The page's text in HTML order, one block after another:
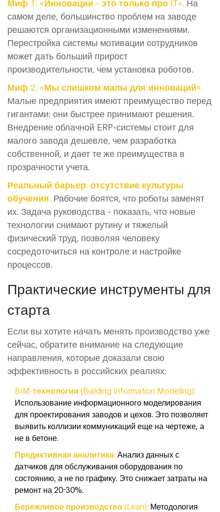
Миф 1: «Инновации - это только про IT». На
самом деле, большинство проблем на заводе
решаются организационными изменениями.
Перестройка системы мотивации сотрудников
может дать больший прирост
производительности, чем установка роботов.
Миф 2: «Мы слишком малы для инноваций».
Малые предприятия имеют преимущество перед
гигантами: они быстрее принимают решения.
Внедрение облачной ERP-системы стоит для
малого завода дешевле, чем разработка
собственной, и дает те же преимущества в
прозрачности учета.
Реальный барьер: отсутствие культуры
обучения. Рабочие боятся, что роботы заменят
их. Задача руководства - показать, что новые
технологии снимают рутину и тяжелый
физический труд, позволяя человеку
сосредоточиться на контроле и настройке
процессов.
Практические инструменты для
старта
Если вы хотите начать менять производство уже
сейчас, обратите внимание на следующие
направления, которые доказали свою
эффективность в российских реалиях:
BIM-технологии (Building Information Modeling):
Использование информационного моделирования
для проектирования заводов и цехов. Это позволяет
выявить коллизии коммуникаций еще на чертеже, а
не в бетоне.
Предиктивная аналитика:Анализ данных с
датчиков для обслуживания оборудования по
состоянию, а не по графику. Это снижает затраты на
ремонт на 20-30%.
Бережливое производство (Lean): Методология